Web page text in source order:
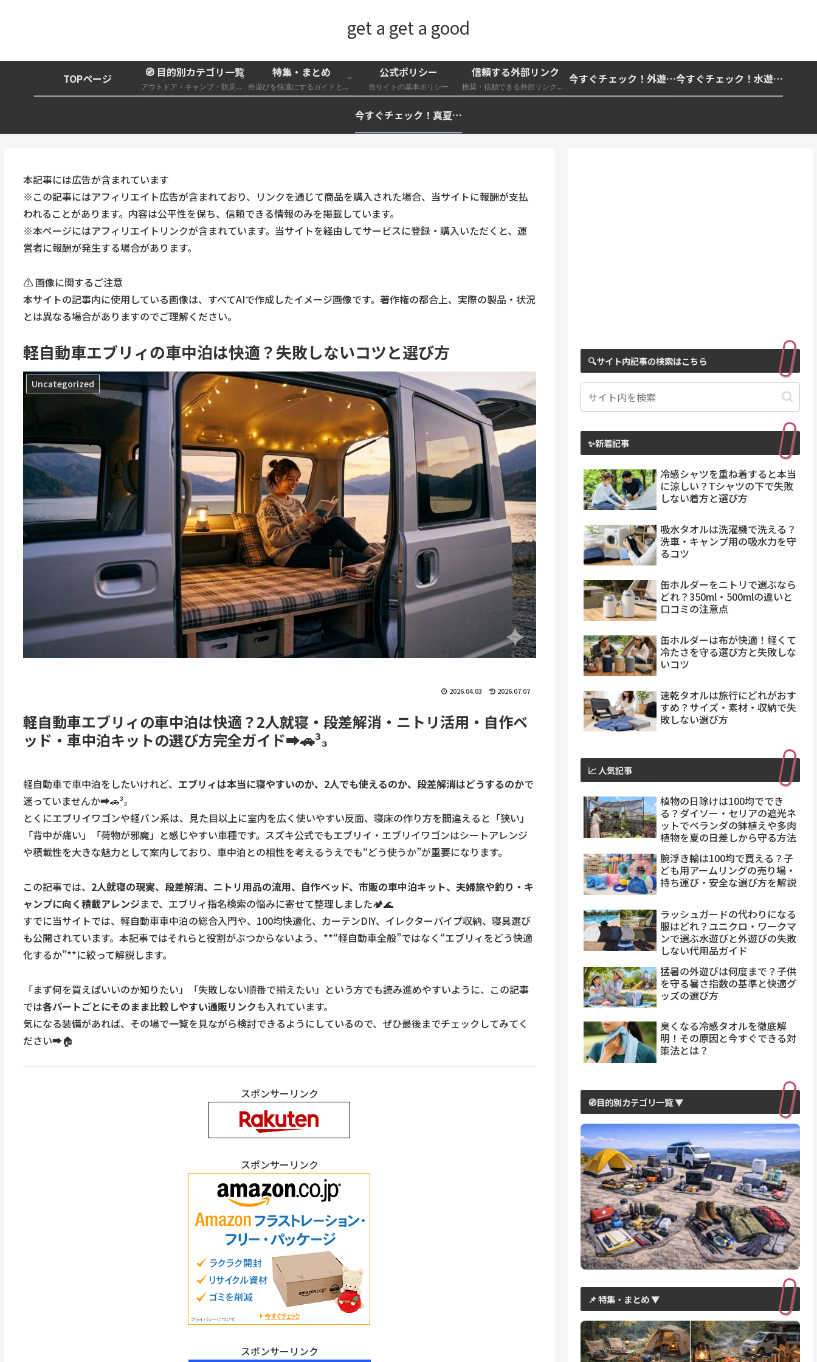
get a get a good
TOPページ 🧭 目的別カテゴリ一覧
アウトドア・キャンプ・防災グッズ総合まとめ
特集・まとめ
外遊びを快適にするガイドと特集一覧
公式ポリシー
当サイトの基本ポリシー
信頼する外部リンク
推奨・信頼できる外部リンク一覧
今すぐチェック！外遊びの紫外線対策・日差し快適化計画｜帽子・日傘・ウェア・日焼け止めを総まとめ☀️🏕️👓 今すぐチェック！水遊び・海水浴の快適化計画｜浮き輪・服装・日陰・安全対策を総まとめ🏖️🌊✨
今すぐチェック！真夏の猛暑・冷却・保冷快適化計画｜外遊び・キャンプ・車中泊の暑さ対策を総まとめ☀️🧊🏕️
本記事には広告が含まれています
※この記事にはアフィリエイト広告が含まれており、リンクを通じて商品を購入された場合、当サイトに報酬が支払
われることがあります。内容は公平性を保ち、信頼できる情報のみを掲載しています。
※本ページにはアフィリエイトリンクが含まれています。当サイトを経由してサービスに登録・購入いただくと、運
営者に報酬が発生する場合があります。
⚠️ 画像に関するご注意
本サイトの記事内に使用している画像は、すべてAIで作成したイメージ画像です。著作権の都合上、実際の製品・状況
とは異なる場合がありますのでご理解ください。
軽自動車エブリィの車中泊は快適？失敗しないコツと選び方
Uncategorized
2026.04.03 2026.07.07
軽自動車エブリィの車中泊は快適？2人就寝・段差解消・ニトリ活用・自作ベ
ッド・車中泊キットの選び方完全ガイド➡️🚗³₃
軽自動車で車中泊をしたいけれど、 エブリィは本当に寝やすいのか、2人でも使えるのか、段差解消はどうするのかで
迷っていませんか➡️🚗³₃
とくにエブリイワゴンや軽バン系は、見た目以上に室内を広く使いやすい反面、寝床の作り方を間違えると「狭い」
「背中が痛い」「荷物が邪魔」と感じやすい車種です。スズキ公式でもエブリイ・エブリイワゴンはシートアレンジ
や積載性を大きな魅力として案内しており、車中泊との相性を考えるうえでも“どう使うか”が重要になります。
この記事では、 2人就寝の現実、段差解消、ニトリ用品の流用、自作ベッド、市販の車中泊キット、夫婦旅や釣り・キ
ャンプに向く積載アレンジまで、エブリィ指名検索の悩みに寄せて整理しました🏕🌊
すでに当サイトでは、軽自動車車中泊の総合入門や、100均快適化、カーテンDIY、イレクターパイプ収納、寝具選び
も公開されています。本記事ではそれらと役割がぶつからないよう、**“軽自動車全般”ではなく“エブリィをどう快適
化するか”**に絞って解説します。
「まず何を買えばいいのか知りたい」「失敗しない順番で揃えたい」という方でも読み進めやすいように、この記事
では各パートごとにそのまま比較しやすい通販リンクも入れています。
気になる装備があれば、その場で一覧を見ながら検討できるようにしているので、ぜひ最後までチェックしてみてく
ださい➡️🏠
スポンサーリンク
スポンサーリンク
スポンサーリンク
🔍サイト内記事の検索はこちら
✨新着記事
冷感シャツを重ね着すると本当
に涼しい？Tシャツの下で失敗
しない着方と選び方
吸水タオルは洗濯機で洗える？
洗車・キャンプ用の吸水力を守
るコツ
缶ホルダーをニトリで選ぶなら
どれ？350ml・500mlの違いと
口コミの注意点
缶ホルダーは布が快適！軽くて
冷たさを守る選び方と失敗しな
いコツ
速乾タオルは旅行にどれがおす
すめ？サイズ・素材・収納で失
敗しない選び方
📈 人気記事
植物の日除けは100均ででき
る？ダイソー・セリアの遮光ネ
ットでベランダの鉢植えや多肉
植物を夏の日差しから守る方法
腕浮き輪は100均で買える？子
ども用アームリングの売り場・
持ち運び・安全な選び方を解説
ラッシュガードの代わりになる
服はどれ？ユニクロ・ワークマ
ンで選ぶ水遊びと外遊びの失敗
しない代用品ガイド
猛暑の外遊びは何度まで？子供
を守る暑さ指数の基準と快適グ
ッズの選び方
臭くなる冷感タオルを徹底解
明！その原因と今すぐできる対
策法とは？
🧭目的別カテゴリ一覧 ▼
📌 特集・まとめ ▼